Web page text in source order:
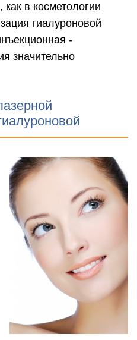
в косметологии
гиалуроновой
-
значительно